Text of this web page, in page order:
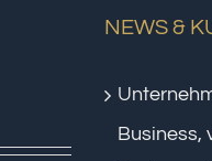
NEWS &
Business,